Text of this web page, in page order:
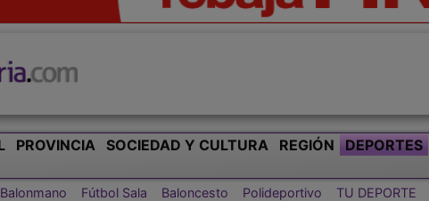
PROVINCIA SOCIEDAD Y CULTURA REGIÓN DEPORTES
Balonmano Fútbol Sala Baloncesto Polideportivo TU DEPORTE